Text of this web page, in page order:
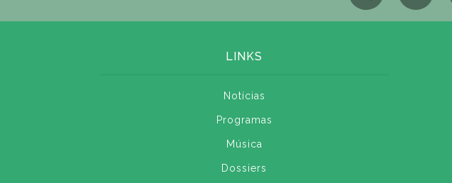
LINKS
Notícias
Programas
Música
Dossiers